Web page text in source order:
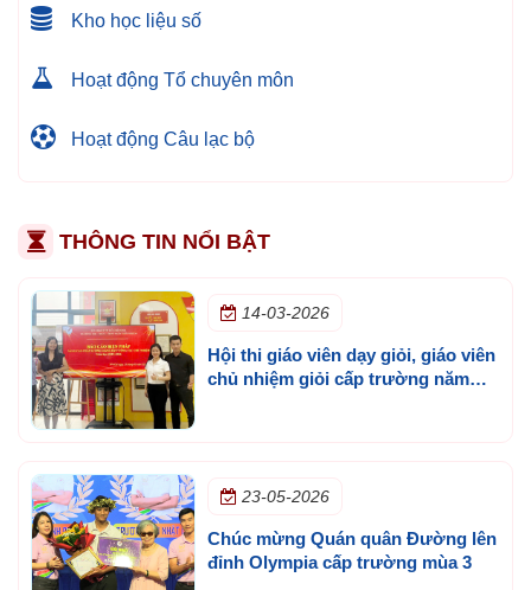
Kho học liệu số
Hoạt động Tổ chuyên môn
Hoạt động Câu lạc bộ
THÔNG TIN NỔI BẬT
14-03-2026
Hội thi giáo viên dạy giỏi, giáo viên
chủ nhiệm giỏi cấp trường năm
23-05-2026
Chúc mừng Quán quân Đường lên
đỉnh Olympia cấp trường mùa 3